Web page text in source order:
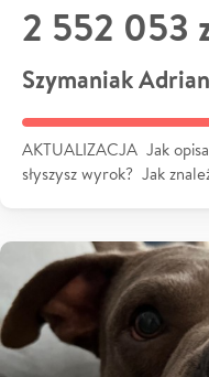
2 552 053
Szymaniak
AKTUALIZACJA Jak
słyszysz wyrok? Jak